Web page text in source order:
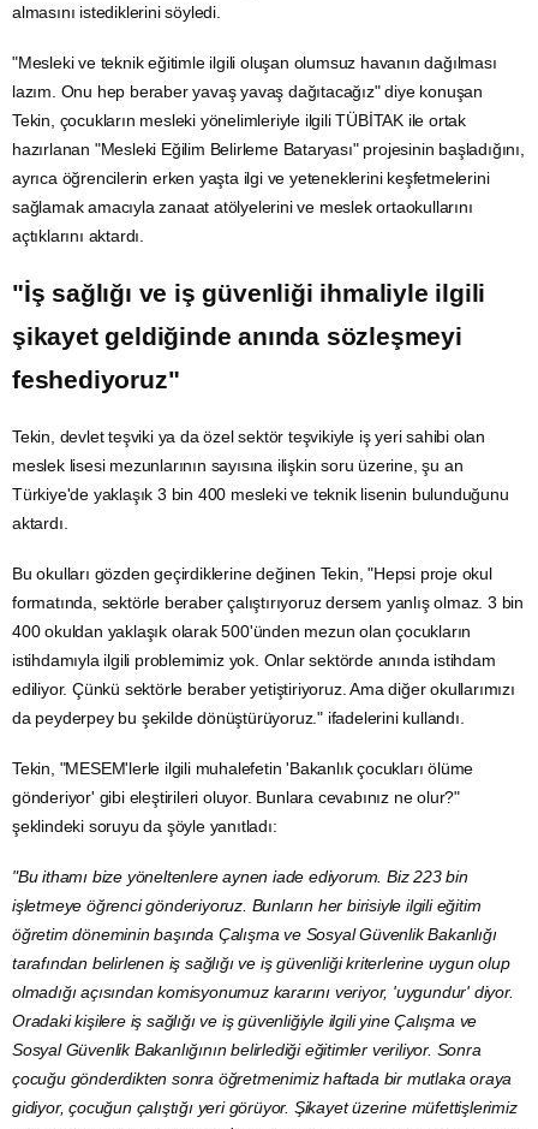
almasını istediklerini söyledi.
"Mesleki ve teknik eğitimle ilgili oluşan olumsuz havanın dağılması
lazım. Onu hep beraber yavaş yavaş dağıtacağız" diye konuşan
Tekin, çocukların mesleki yönelimleriyle ilgili TÜBİTAK ile ortak
hazırlanan "Mesleki Eğilim Belirleme Bataryası" projesinin başladığını,
ayrıca öğrencilerin erken yaşta ilgi ve yeteneklerini keşfetmelerini
sağlamak amacıyla zanaat atölyelerini ve meslek ortaokullarını
açtıklarını aktardı.
"İş sağlığı ve iş güvenliği ihmaliyle ilgili
şikayet geldiğinde anında sözleşmeyi
feshediyoruz"
Tekin, devlet teşviki ya da özel sektör teşvikiyle iş yeri sahibi olan
meslek lisesi mezunlarının sayısına ilişkin soru üzerine, şu an
Türkiye'de yaklaşık 3 bin 400 mesleki ve teknik lisenin bulunduğunu
aktardı.
Bu okulları gözden geçirdiklerine değinen Tekin, "Hepsi proje okul
formatında, sektörle beraber çalıştırıyoruz dersem yanlış olmaz. 3 bin
400 okuldan yaklaşık olarak 500'ünden mezun olan çocukların
istihdamıyla ilgili problemimiz yok. Onlar sektörde anında istihdam
ediliyor. Çünkü sektörle beraber yetiştiriyoruz. Ama diğer okullarımızı
da peyderpey bu şekilde dönüştürüyoruz." ifadelerini kullandı.
Tekin, "MESEM'lerle ilgili muhalefetin 'Bakanlık çocukları ölüme
gönderiyor' gibi eleştirileri oluyor. Bunlara cevabınız ne olur?"
şeklindeki soruyu da şöyle yanıtladı:
"Bu ithamı bize yöneltenlere aynen iade ediyorum. Biz 223 bin
işletmeye öğrenci gönderiyoruz. Bunların her birisiyle ilgili eğitim
öğretim döneminin başında Çalışma ve Sosyal Güvenlik Bakanlığı
tarafından belirlenen iş sağlığı ve iş güvenliği kriterlerine uygun olup
olmadığı açısından komisyonumuz kararını veriyor, 'uygundur' diyor.
Oradaki kişilere iş sağlığı ve iş güvenliğiyle ilgili yine Çalışma ve
Sosyal Güvenlik Bakanlığının belirlediği eğitimler veriliyor. Sonra
çocuğu gönderdikten sonra öğretmenimiz haftada bir mutlaka oraya
gidiyor, çocuğun çalıştığı yeri görüyor. Şikayet üzerine müfettişlerimiz